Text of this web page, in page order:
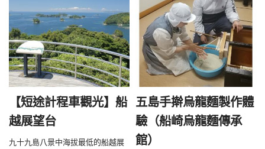
【短途計程車觀光】船
越展望台
九十九島八景中海拔最低的船越展
五島手擀烏龍麵製作體
驗（船崎烏龍麵傳承
館）